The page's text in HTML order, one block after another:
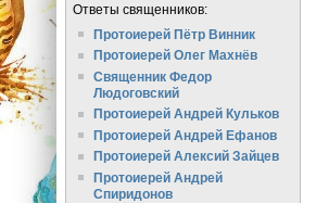
Ответы священников:
Протоиерей Пётр Винник
Протоиерей Олег Махнёв
Священник Федор
Людоговский
Протоиерей Андрей Кульков
Протоиерей Андрей Ефанов
Протоиерей Алексий Зайцев
Протоиерей Андрей
Спиридонов